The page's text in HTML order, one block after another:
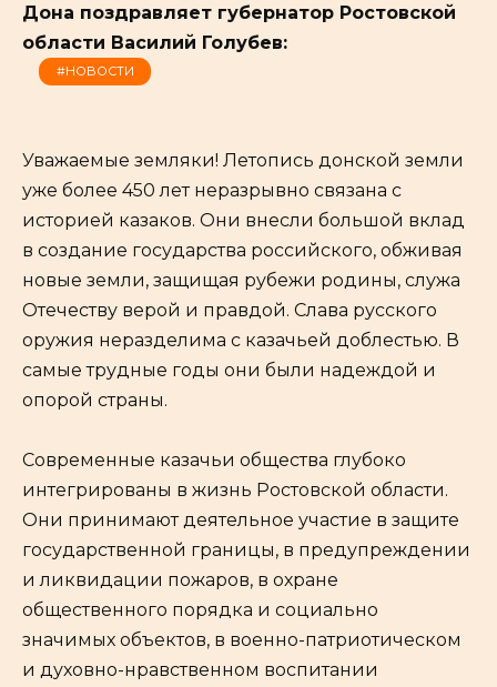
Дона поздравляет губернатор Ростовской
области Василий Голубев:
#НОВОСТИ
Уважаемые земляки! Летопись донской земли
уже более 450 лет неразрывно связана с
историей казаков. Они внесли большой вклад
в создание государства российского, обживая
новые земли, защищая рубежи родины, служа
Отечеству верой и правдой. Слава русского
оружия неразделима с казачьей доблестью. В
самые трудные годы они были надеждой и
опорой страны.
Современные казачьи общества глубоко
интегрированы в жизнь Ростовской области.
Они принимают деятельное участие в защите
государственной границы, в предупреждении
и ликвидации пожаров, в охране
общественного порядка и социально
значимых объектов, в военно-патриотическом
и духовно-нравственном воспитании